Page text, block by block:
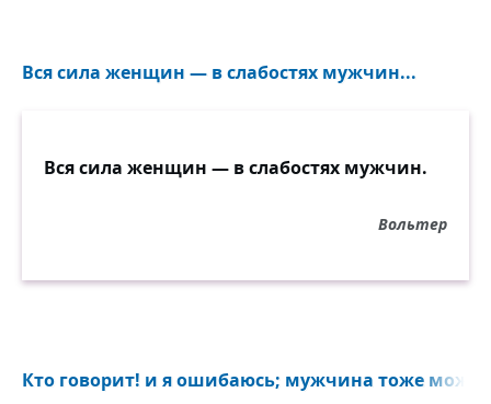
Вся сила женщин — в слабостях мужчин...
Вся сила женщин — в слабостях мужчин.
Вольтер
Кто говорит! и я ошибаюсь; мужчина тоже